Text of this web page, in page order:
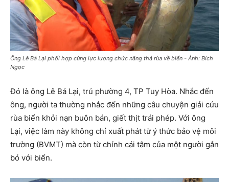
Ông Lê Bá Lại phối hợp cùng lực lượng chức năng thả rùa về biển - Ảnh: Bích
Ngọc
Đó là ông Lê Bá Lại, trú phường 4, TP Tuy Hòa. Nhắc đến
ông, người ta thường nhắc đến những câu chuyện giải cứu
rùa biển khỏi nạn buôn bán, giết thịt trái phép. Với ông
Lại, việc làm này không chỉ xuất phát từ ý thức bảo vệ môi
trường (BVMT) mà còn từ chính cái tâm của một người gắn
bó với biển.